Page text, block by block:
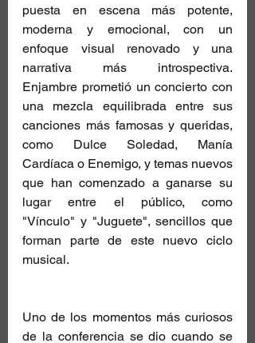
puesta en escena más potente,
moderna y emocional, con un
enfoque visual renovado y una
narrativa más introspectiva.
Enjambre prometió un concierto con
una mezcla equilibrada entre sus
canciones más famosas y queridas,
como Dulce Soledad, Manía
Cardíaca o Enemigo, y temas nuevos
que han comenzado a ganarse su
lugar entre el público, como
"Vínculo" y "Juguete", sencillos que
forman parte de este nuevo ciclo
musical.
Uno de los momentos más curiosos
de la conferencia se dio cuando se